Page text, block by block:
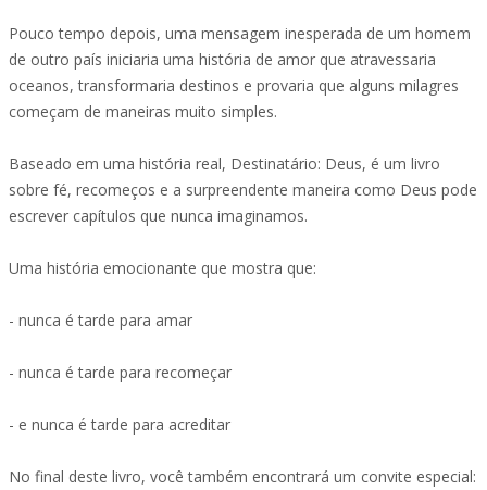
Pouco tempo depois, uma mensagem inesperada de um homem
de outro país iniciaria uma história de amor que atravessaria
oceanos, transformaria destinos e provaria que alguns milagres
começam de maneiras muito simples.
Baseado em uma história real, Destinatário: Deus, é um livro
sobre fé, recomeços e a surpreendente maneira como Deus pode
escrever capítulos que nunca imaginamos.
Uma história emocionante que mostra que:
- nunca é tarde para amar
- nunca é tarde para recomeçar
- e nunca é tarde para acreditar
No final deste livro, você também encontrará um convite especial: